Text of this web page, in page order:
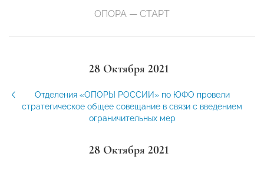
ОПОРА — СТАРТ
28 Октября 2021
Отделения «ОПОРЫ РОССИИ» по ЮФО провели
стратегическое общее совещание в связи с введением
ограничительных мер
28 Октября 2021